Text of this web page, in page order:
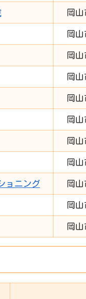
岡山
岡山
岡山
岡山
岡山
岡山
岡山
岡山
ョニング 岡山
岡山
岡山